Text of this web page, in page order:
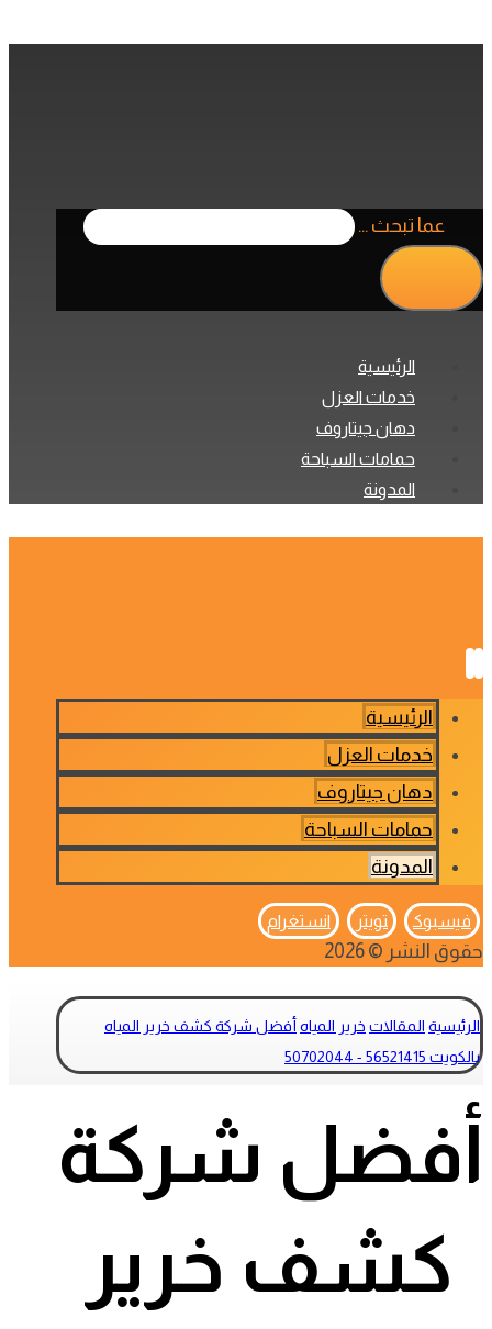
عما تبحث ...
الرئيسية
خدمات العزل
دهان جيتاروف
حمامات السباحة
المدونة
الرئيسية
خدمات العزل
دهان جيتاروف
حمامات السباحة
المدونة
فيسبوك تويتر انستغرام
حقوق النشر © 2026
الرئيسية المقالات خرير المياه أفضل شركة كشف خرير المياه
بالكويت 56521415 - 50702044
أفضل شركة
كشف خرير